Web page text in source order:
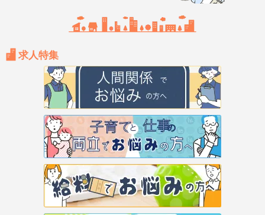
求人特集